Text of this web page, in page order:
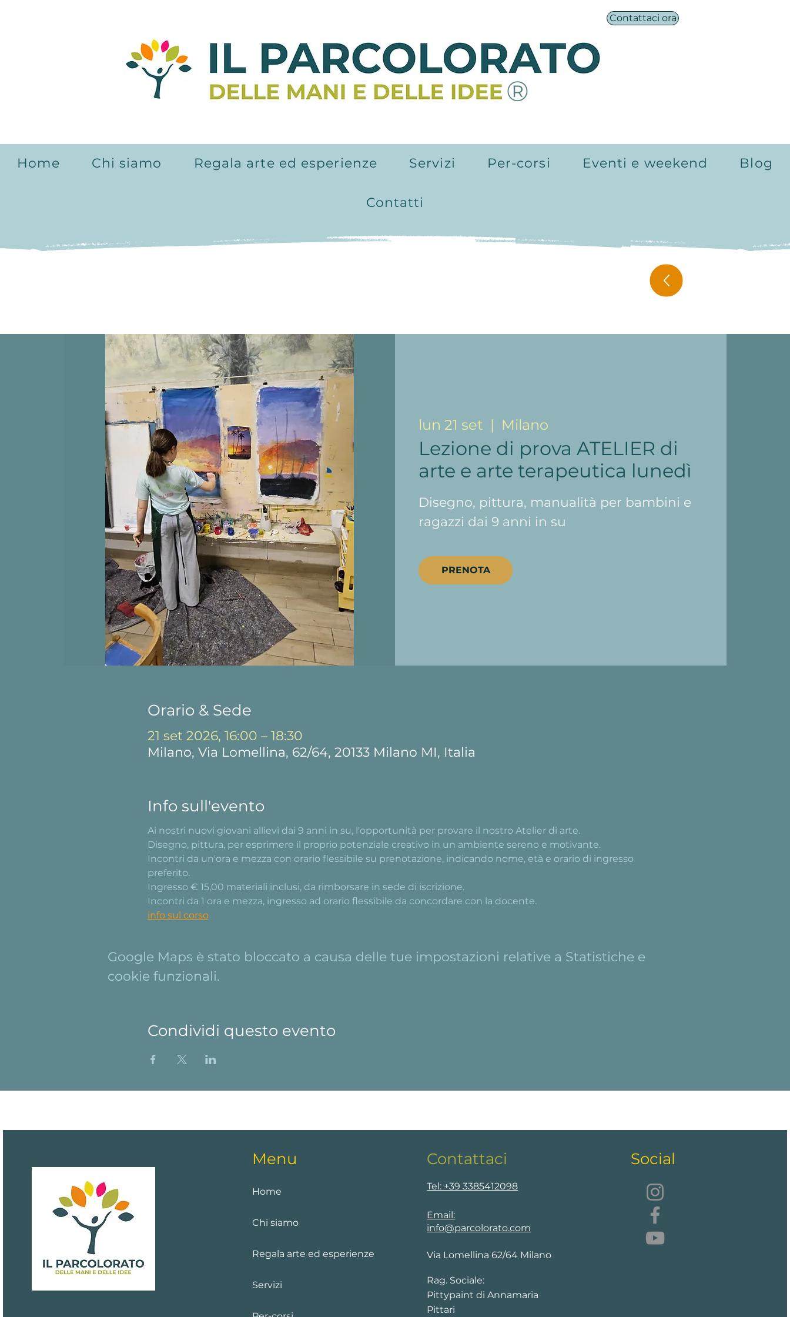
Contattaci ora
®
Home Chi siamo Regala arte ed esperienze Servizi Per-corsi Eventi e weekend Blog
Contatti
lun 21 set
  |
Milano
Lezione di prova ATELIER di
arte e arte terapeutica lunedì
Disegno, pittura, manualità per bambini e
ragazzi dai 9 anni in su
PRENOTA
Orario & Sede
21 set 2026, 16:00 – 18:30
Milano, Via Lomellina, 62/64, 20133 Milano MI, Italia
Info sull'evento
Ai nostri nuovi giovani allievi dai 9 anni in su, l'opportunità per provare il nostro Atelier di arte.
Disegno, pittura, per esprimere il proprio potenziale creativo in un ambiente sereno e motivante.
Incontri da un'ora e mezza con orario flessibile su prenotazione, indicando nome, età e orario di ingresso
preferito.
Ingresso € 15,00 materiali inclusi, da rimborsare in sede di iscrizione.
Incontri da 1 ora e mezza, ingresso ad orario flessibile da concordare con la docente.
info sul corso
Google Maps è stato bloccato a causa delle tue impostazioni relative a Statistiche e
cookie funzionali.
Condividi questo evento
Menu
Home
Chi siamo
Regala arte ed esperienze
Servizi
Contattaci
Tel: +39 3385412098
Email:
info@parcolorato.com
Via Lomellina 62/64 Milano
Rag. Sociale:
Pittypaint di Annamaria
Pittari
Social